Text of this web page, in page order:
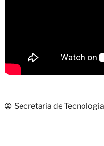
Secretaria de Tecnologia